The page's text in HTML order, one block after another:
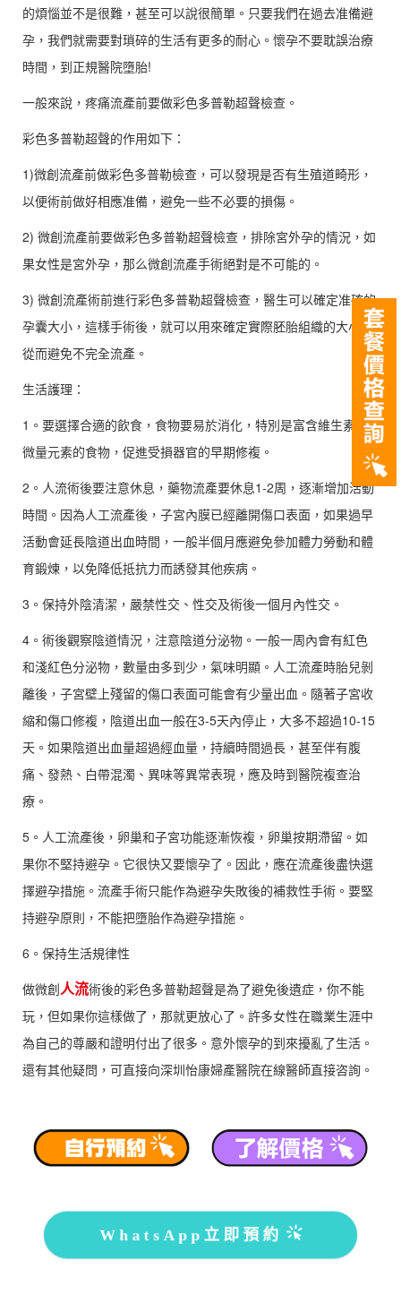
的煩惱並不是很難，甚至可以說很簡單。只要我們在過去准備避
孕，我們就需要對瑣碎的生活有更多的耐心。懷孕不要耽誤治療
時間，到正規醫院墮胎!
一般來說，疼痛流產前要做彩色多普勒超聲檢查。
彩色多普勒超聲的作用如下：
1)微創流產前做彩色多普勒檢查，可以發現是否有生殖道畸形，
以便術前做好相應准備，避免一些不必要的損傷。
2) 微創流產前要做彩色多普勒超聲檢查，排除宮外孕的情況，如
果女性是宮外孕，那么微創流產手術絕對是不可能的。
3) 微創流產術前進行彩色多普勒超聲檢查，醫生可以確定准確的
孕囊大小，這樣手術後，就可以用來確定實際胚胎組織的大小，
從而避免不完全流產。
生活護理：
1。要選擇合適的飲食，食物要易於消化，特別是富含維生素和
微量元素的食物，促進受損器官的早期修複。
2。人流術後要注意休息，藥物流產要休息1-2周，逐漸增加活動
時間。因為人工流產後，子宮內膜已經離開傷口表面，如果過早
活動會延長陰道出血時間，一般半個月應避免參加體力勞動和體
育鍛煉，以免降低抵抗力而誘發其他疾病。
3。保持外陰清潔，嚴禁性交、性交及術後一個月內性交。
4。術後觀察陰道情況，注意陰道分泌物。一般一周內會有紅色
和淺紅色分泌物，數量由多到少，氣味明顯。人工流產時胎兒剝
離後，子宮壁上殘留的傷口表面可能會有少量出血。隨著子宮收
縮和傷口修複，陰道出血一般在3-5天內停止，大多不超過10-15
天。如果陰道出血量超過經血量，持續時間過長，甚至伴有腹
痛、發熱、白帶混濁、異味等異常表現，應及時到醫院複查治
療。
5。人工流產後，卵巢和子宮功能逐漸恢複，卵巢按期滯留。如
果你不堅持避孕。它很快又要懷孕了。因此，應在流產後盡快選
擇避孕措施。流產手術只能作為避孕失敗後的補救性手術。要堅
持避孕原則，不能把墮胎作為避孕措施。
6。保持生活規律性
做微創人流術後的彩色多普勒超聲是為了避免後遺症，你不能
玩，但如果你這樣做了，那就更放心了。許多女性在職業生涯中
為自己的尊嚴和證明付出了很多。意外懷孕的到來擾亂了生活。
還有其他疑問，可直接向深圳怡康婦產醫院在線醫師直接咨詢。
WhatsApp立即預約